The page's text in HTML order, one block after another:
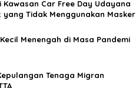
Kawasan Car Free Day Udayana
Tidak Menggunakan Masker
Menengah di Masa Pandemi
Tenaga Migran